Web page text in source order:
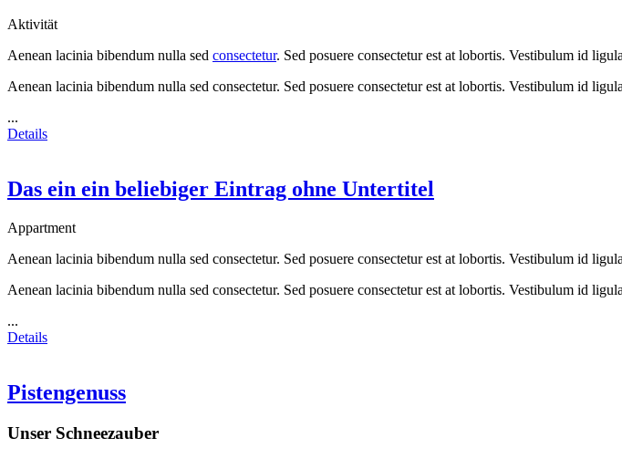
Aktivität
Aenean lacinia bibendum nulla sed consectetur. Sed posuere consectetur est at lobortis. Vestibulum id
Aenean lacinia bibendum nulla sed consectetur. Sed posuere consectetur est at lobortis. Vestibulum id
...
Details
Das ein ein beliebiger Eintrag ohne Untertitel
Appartment
Aenean lacinia bibendum nulla sed consectetur. Sed posuere consectetur est at lobortis. Vestibulum id
Aenean lacinia bibendum nulla sed consectetur. Sed posuere consectetur est at lobortis. Vestibulum id
...
Details
Pistengenuss
Unser Schneezauber